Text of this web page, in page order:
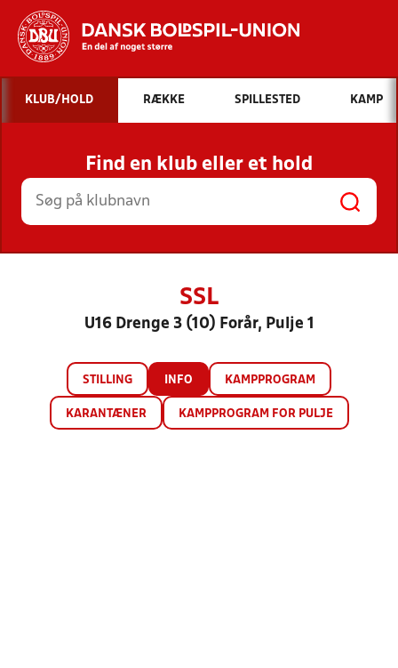
Hvad vil du søge efter?
INDHOLD OG NYHEDER
STILLINGER, RESULTATER, KLUBBER OG
HOLD
KLUB/HOLD RÆKKE SPILLESTED KAMP
Find en klub eller et hold
SSL
U16 Drenge 3 (10) Forår, Pulje 1
STILLING INFO KAMPPROGRAM
KARANTÆNER KAMPPROGRAM FOR PULJE